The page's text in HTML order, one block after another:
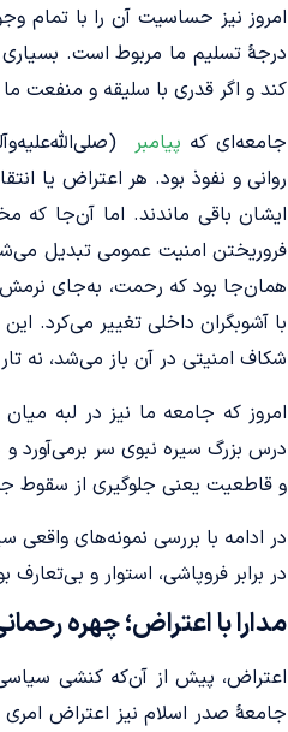
امروز نیز حساسیت آن را با تمام
درجۀ تسلیم ما مربوط است.
کند و اگر قدری با سلیقه و منفعت
جامعه‌ای که پیامبر
روانی و نفوذ بود. هر اعتراض یا
ایشان باقی ماندند. اما آن‌جا که
فروریختن امنیت عمومی تبدیل
همان‌جا بود که رحمت، به‌جای
با آشوبگران داخلی تغییر می‌کرد.
شکاف امنیتی در آن باز می‌شد، نه
امروز که جامعه ما نیز در لبه
درس بزرگ سیره نبوی سر برمی‌آورد
و قاطعیت یعنی جلوگیری از سقوط
در ادامه با بررسی نمونه‌های واقعی
در برابر فروپاشی، استوار و بی‌تعارف
مدارا با اعتراض؛ چهره
اعتراض، پیش از آن‌که کنشی
جامعۀ صدر اسلام نیز اعتراض امری